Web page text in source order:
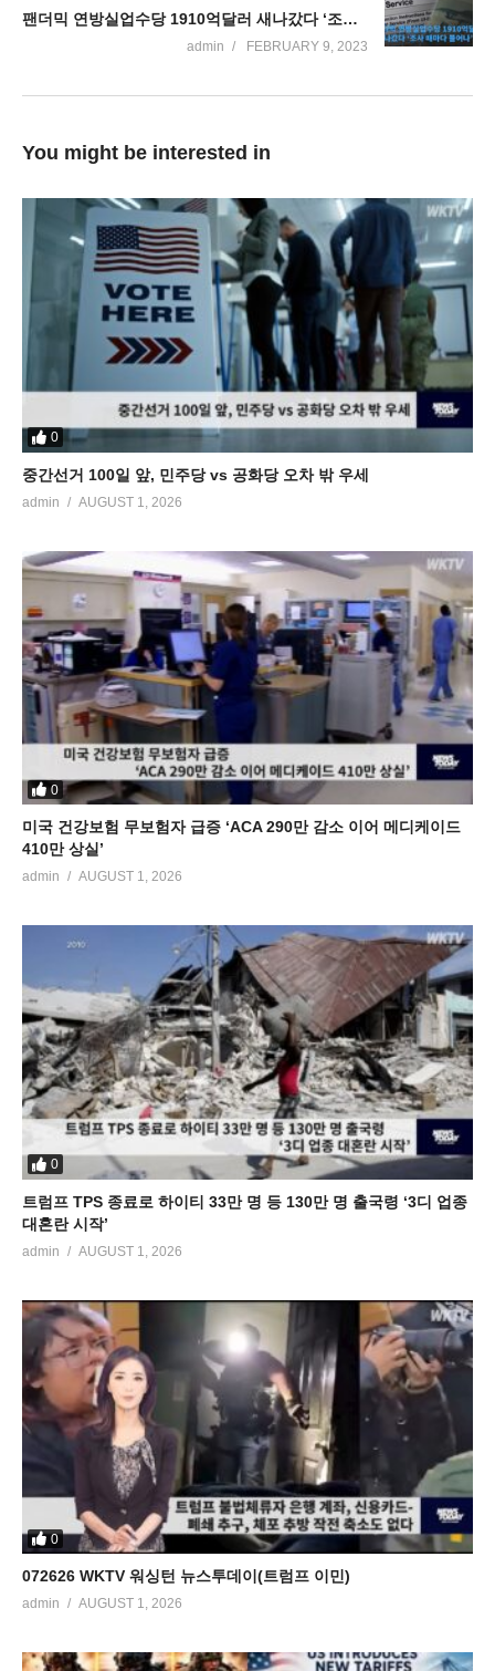
팬더믹 연방실업수당 1910억달러 새나갔다 ‘조사 때마다 불어나’
admin FEBRUARY 9, 2023
You might be interested in
0
중간선거 100일 앞, 민주당 vs 공화당 오차 밖 우세
admin AUGUST 1, 2026
0
미국 건강보험 무보험자 급증 ‘ACA 290만 감소 이어 메디케이드
410만 상실’
admin AUGUST 1, 2026
0
트럼프 TPS 종료로 하이티 33만 명 등 130만 명 출국령 ‘3디 업종
대혼란 시작’
admin AUGUST 1, 2026
0
072626 WKTV 워싱턴 뉴스투데이(트럼프 이민)
admin AUGUST 1, 2026